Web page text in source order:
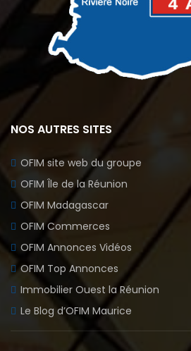
NOS AUTRES SITES
OFIM site web du groupe
OFIM Île de la Réunion
OFIM Madagascar
OFIM Commerces
OFIM Annonces Vidéos
OFIM Top Annonces
Immobilier Ouest la Réunion
Le Blog d’OFIM Maurice